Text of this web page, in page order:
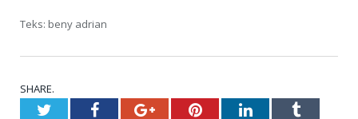
Teks: beny adrian
SHARE.
TwitterFacebookGoogle+PinterestLinkedInTumblr